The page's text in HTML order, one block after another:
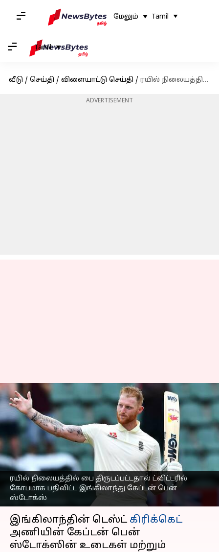
மேலும் Tamil
Tamil
வீடு / செய்தி / விளையாட்டு செய்தி / ரயில் நிலையத்தில் பை திருட்டு : ட்விட்டரில் கோபமாக பதிவிட்ட இங்கிலாந்து கேப்டன் பென் ஸ்டோக்ஸ்
ADVERTISEMENT
ரயில் நிலையத்தில் பை திருடப்பட்டதால் ட்விட்டரில்
கோபமாக பதிவிட்ட இங்கிலாந்து கேப்டன் பென்
ஸ்டோக்ஸ்
ரயில் நிலையத்தில் பை
திருட்டு : ட்விட்டரில்
கோபமாக பதிவிட்ட
இங்கிலாந்து கேப்டன்
பென் ஸ்டோக்ஸ்
எழுதியவர் Sekar Chinnappan Mar 13, 2023 10:49 am
செய்தி முன்னோட்டம்
இங்கிலாந்தின் டெஸ்ட் கிரிக்கெட்
அணியின் கேப்டன் பென்
ஸ்டோக்ஸின் உடைகள் மற்றும்